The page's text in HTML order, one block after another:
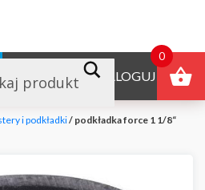
ZALOGUJ
i podkładki/ podkładka force 1 1/8“
0